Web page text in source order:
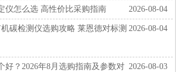
2026-08-04
仪怎么选 高性价比采购指南
2026-08-04
碳检测仪选购攻略 莱恩德对标测
2026-08-03
好？2026年8月选购指南及参数对